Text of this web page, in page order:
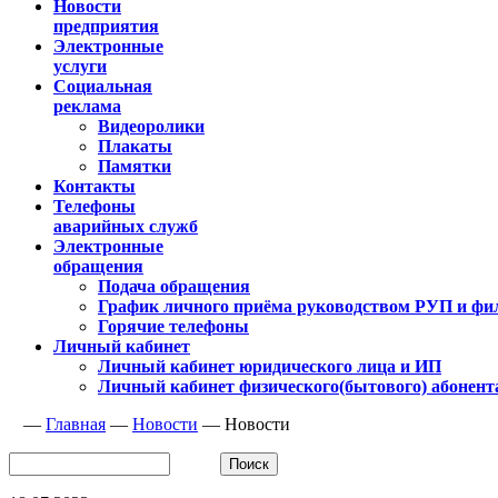
Новости
предприятия
Электронные
услуги
Социальная
реклама
Видеоролики
Плакаты
Памятки
Контакты
Телефоны
аварийных служб
Электронные
обращения
Подача обращения
График личного приёма руководством РУП и
Горячие телефоны
Личный кабинет
Личный кабинет юридического лица и ИП
Личный кабинет физического(бытового)
— Главная — Новости — Новости